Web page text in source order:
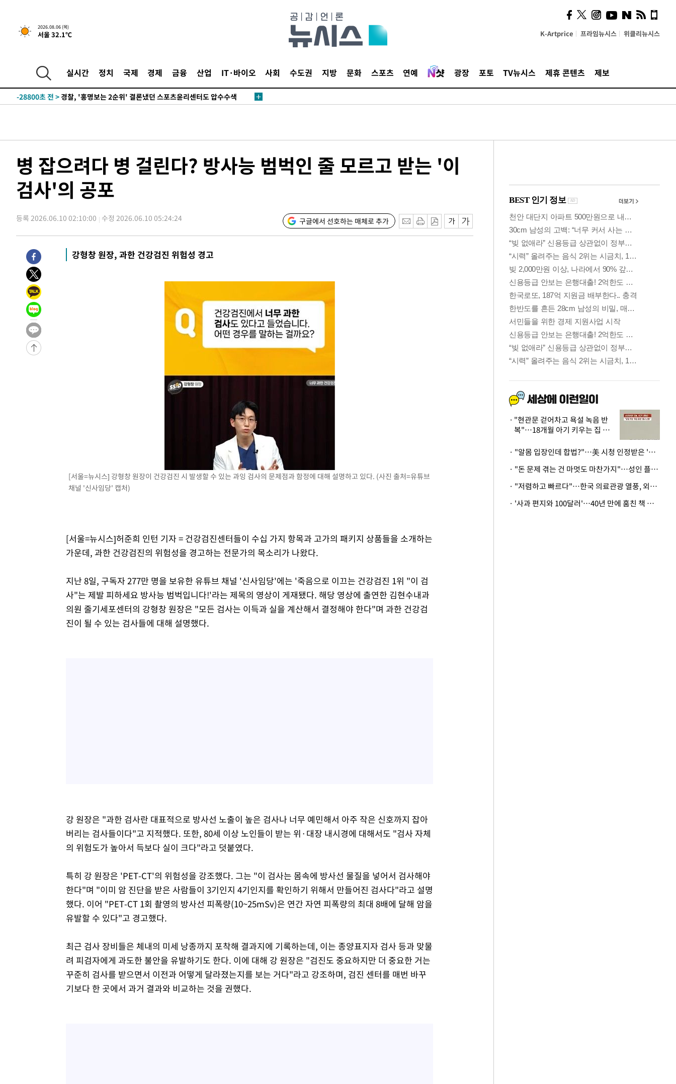
2026.08.06 (목)
서울 32.1℃ K-Artprice 프라임뉴시스 위클리뉴시스
실시간 정치 국제 경제 금융 산업 IT·바이오 사회 수도권 지방 문화 스포츠 연예 광장 포토 TV뉴시스 제휴 콘텐츠 제보
1시간 전 >내일까지 39도 '펄펄'…기상청 "태풍 지나며 폭염 잠시 꺾인다"
-31322초 전 >
[속보] 뉴욕증시, 혼조 출발…나스닥 0.3%↓, 다우 0.14%↑
-30115초 전 >
-28800초 전 >경찰, '홍명보는 2순위' 결론냈던 스포츠윤리센터도 압수수색
-12574초 전 >[속보] SKT, 에이닷 서비스 장애 발생…"원인 파악 중"
-11376초 전 >'낮 최고 39도' 불볕더위…한밤 열대야도 계속[내일날씨]
-11335초 전 > [속보]7~9일 프로야구 3연전도 폭염 취소…11일 재개
-10997초 전 >"韓 외환시장 개입 관측 배경엔 美의 대한국 무역적자 있어"
-10664초 전 >서울 낮 37.9도, 올여름 최고치 경신…영등포 순간 '40도'
-10226초 전 >[속보]종합특검, 대검 추가 압수수색…내란 중요임무종사 혐의
-6321초 전 >
[속보]코스닥, 800p 회복…0.26% 오른 801.67 마감
-6251초 전 >
-6116초 전 >
[속보]원·달러 환율, 0.7원 내린 1423.8원 마감
-3715초 전 >
-760초 전 >
손흥민, 5경기 연속골 실패…LAFC는 승부차기 끝 과달라하라 격파
1시간 전 >
내일까지 39도 '펄펄'…기상청 "태풍 지나며 폭염 잠시 꺾인다"
-31886초 전 >
'월드컵 탈락 후폭풍' 축구협회…11시간 걸린 초유의 압수수색(종
-31322초 전 >
[속보] 뉴욕증시, 혼조 출발…나스닥 0.3%↓, 다우 0.14%↑
경찰, '홍명보는 2순위' 결론냈던 스포츠윤리센터도 압수수색
[속보]합참 "北 발사체는 단거리탄도미사일…감시·경계태세 강
'낮 최고 39도' 불볕더위…한밤 열대야도 계속[내일날씨]
[속보]7~9일 프로야구 3연전도 폭염 취소…11일 재개
"韓 외환시장 개입 관측 배경엔 美의 대한국 무역적자 있어"
'월드컵 탈락 후폭풍' 축구협회…초유의 압수수색에 '충격·당황'
[속보]코스닥, 800p 회복…0.26% 오른 801.67 마감
[속보]코스피, 301.88포인트(4.58%) 내린 6296.38 마감
"여기 떨어졌다"…다누리, 스페이스X 로켓 달 충돌 흔적 포착
손흥민, 5경기 연속골 실패…LAFC는 승부차기 끝 과달라하라 격파
내일까지 39도 '펄펄'…기상청 "태풍 지나며 폭염 잠시 꺾인다"
병 잡으려다 병 걸린다? 방사능 범벅인 줄 모르고 받는 '이
검사'의 공포
등록 2026.06.10 02:10:00 수정 2026.06.10 05:24:24 구글에서 선호하는 매체로 추가
강형창 원장, 과한 건강검진 위험성 경고
[서울=뉴시스] 강형창 원장이 건강검진 시 발생할 수 있는 과잉 검사의 문제점과 함정에 대해 설명하고 있다. (사진 출처=유튜브
채널 '신사임당' 캡처)
[서울=뉴시스]허준희 인턴 기자 = 건강검진센터들이 수십 가지 항목과 고가의 패키지 상품들을 소개하는
가운데, 과한 건강검진의 위험성을 경고하는 전문가의 목소리가 나왔다.
지난 8일, 구독자 277만 명을 보유한 유튜브 채널 '신사임당'에는 '죽음으로 이끄는 건강검진 1위 "이 검
사"는 제발 피하세요 방사능 범벅입니다!'라는 제목의 영상이 게재됐다. 해당 영상에 출연한 김현수내과
의원 줄기세포센터의 강형창 원장은 "모든 검사는 이득과 실을 계산해서 결정해야 한다"며 과한 건강검
진이 될 수 있는 검사들에 대해 설명했다.
강 원장은 "과한 검사란 대표적으로 방사선 노출이 높은 검사나 너무 예민해서 아주 작은 신호까지 잡아
버리는 검사들이다"고 지적했다. 또한, 80세 이상 노인들이 받는 위·대장 내시경에 대해서도 "검사 자체
의 위험도가 높아서 득보다 실이 크다"라고 덧붙였다.
특히 강 원장은 'PET-CT'의 위험성을 강조했다. 그는 "이 검사는 몸속에 방사선 물질을 넣어서 검사해야
한다"며 "이미 암 진단을 받은 사람들이 3기인지 4기인지를 확인하기 위해서 만들어진 검사다"라고 설명
했다. 이어 "PET-CT 1회 촬영의 방사선 피폭량(10~25mSv)은 연간 자연 피폭량의 최대 8배에 달해 암을
유발할 수 있다"고 경고했다.
최근 검사 장비들은 체내의 미세 낭종까지 포착해 결과지에 기록하는데, 이는 종양표지자 검사 등과 맞물
려 피검자에게 과도한 불안을 유발하기도 한다. 이에 대해 강 원장은 "검진도 중요하지만 더 중요한 거는
꾸준히 검사를 받으면서 이전과 어떻게 달라졌는지를 보는 거다"라고 강조하며, 검진 센터를 매번 바꾸
기보다 한 곳에서 과거 결과와 비교하는 것을 권했다.
의견, 국토부·LH에 충실히
전달할 것"
"현관문 걷어차고 욕설 녹음 반
복"…18개월 아기 키우는 집 뒤
· "알몸 입장인데 합법?"…美 시청 인정받은 '누드' 레스토랑 화제
· "돈 문제 겪는 건 마멋도 마찬가지"…성인 플랫폼에 등장한 뜻밖의 스타
· "저렴하고 빠르다"…한국 의료관광 열풍, 외신도 주목
· '사과 편지와 100달러'…40년 만에 훔친 책 돌려준 美 절도범